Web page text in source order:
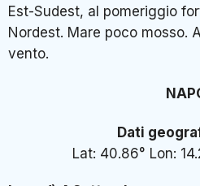
Est-Sudest, al pomeriggio
Nordest. Mare poco mosso.
vento.
Dati
Lat: 40.86° Lon: